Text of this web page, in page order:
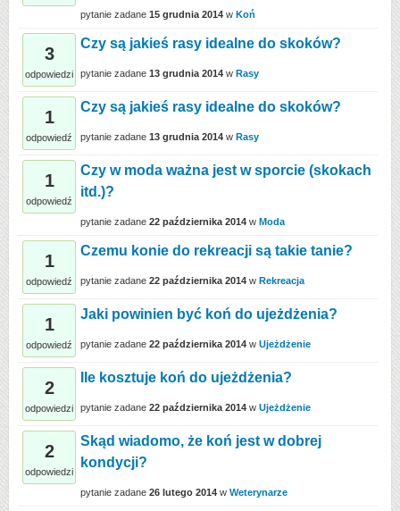
pytanie zadane 15 grudnia 2014 w Koń
3
odpowiedzi
Czy są jakieś rasy idealne do skoków?
pytanie zadane 13 grudnia 2014 w Rasy
1
odpowiedź
Czy są jakieś rasy idealne do skoków?
pytanie zadane 13 grudnia 2014 w Rasy
1
odpowiedź
Czy w moda ważna jest w sporcie (skokach
itd.)?
pytanie zadane 22 października 2014 w Moda
1
odpowiedź
Czemu konie do rekreacji są takie tanie?
pytanie zadane 22 października 2014 w Rekreacja
1
odpowiedź
Jaki powinien być koń do ujeżdżenia?
pytanie zadane 22 października 2014 w Ujeżdżenie
2
odpowiedzi
Ile kosztuje koń do ujeżdżenia?
pytanie zadane 22 października 2014 w Ujeżdżenie
2
odpowiedzi
Skąd wiadomo, że koń jest w dobrej
kondycji?
pytanie zadane 26 lutego 2014 w Weterynarze